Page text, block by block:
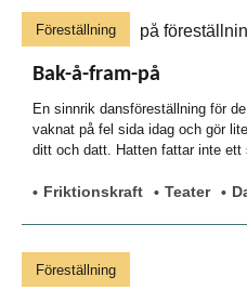
Bak-å-fram-på
Föreställning
En sinnrik dansföreställning för
vaknat på fel sida idag och gör
ditt och datt. Hatten fattar inte ett
Friktionskraft Teater
Föreställning